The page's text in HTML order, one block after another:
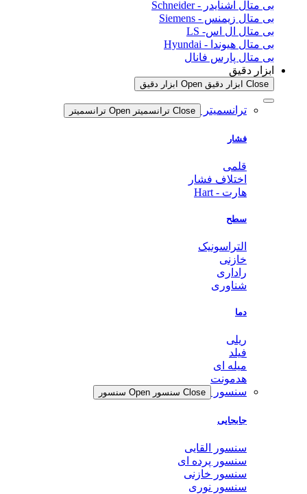
بی متال اشنایدر - Schneider
بی متال زیمنس - Siemens
بی متال ال اس- LS
بی متال هیوندا - Hyundai
بی متال پارس فانال
ابزار دقیق
Close ابزار دقیق Open ابزار دقیق
ترانسمیتر Close ترانسمیتر Open ترانسمیتر
فشار
قلمی
اختلاف فشار
هارت - Hart
سطح
التراسونیک
خازنی
راداری
شناوری
دما
ریلی
فیلد
میله ای
هدمونت
سنسور
Close سنسور Open سنسور
جابجایی
سنسور القایی
سنسور پرده ای
سنسور خازنی
سنسور نوری